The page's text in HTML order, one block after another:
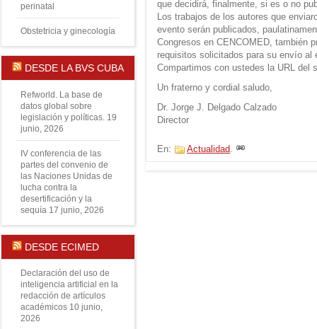
que decidirá, finalmente, si es o no
Los trabajos de los autores que
evento serán publicados,
Congresos en CENCOMED, también
requisitos solicitados para su envío al
Compartimos con ustedes la URL del
Un fraterno y cordial saludo,
Dr. Jorge J. Delgado Calzado
Director
En: Actualidad.
perinatal
Obstetricia y ginecología
DESDE LA BVS CUBA
Refworld. La base de
datos global sobre
legislación y políticas. 19
junio, 2026
IV conferencia de las
partes del convenio de
las Naciones Unidas de
lucha contra la
desertificación y la
sequía 17 junio, 2026
DESDE ECIMED
Declaración del uso de
inteligencia artificial en la
redacción de artículos
académicos 10 junio,
2026